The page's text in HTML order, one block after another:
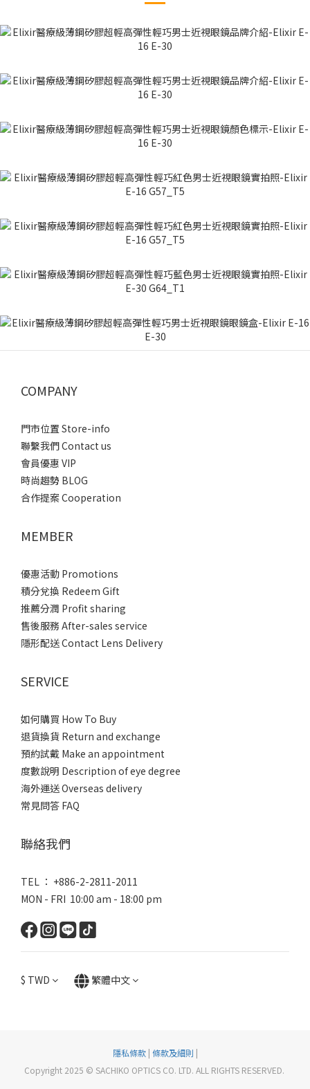
COMPANY
門市位置 Store-info
聯繫我們 Contact us
會員優惠 VIP
時尚趨勢 BLOG
合作提案 Cooperation
MEMBER
優惠活動 Promotions
積分兌換 Redeem Gift
推薦分潤 Profit sharing
售後服務 After-sales service
隱形配送 Contact Lens Delivery
SERVICE
如何購買 How To Buy
退貨換貨 Return and exchange
預約試戴 Make an appointment
度數說明 Description of eye degree
海外運送 Overseas delivery
常見問答 FAQ
聯絡我們
TEL ： +886-2-2811-2011
MON - FRI 10:00 am - 18:00 pm
$ TWD 繁體中文
隱私條款| 條款及細則 |
Copyright 2025 © SACHIKO OPTICS CO. LTD. ALL RIGHTS RESERVED.